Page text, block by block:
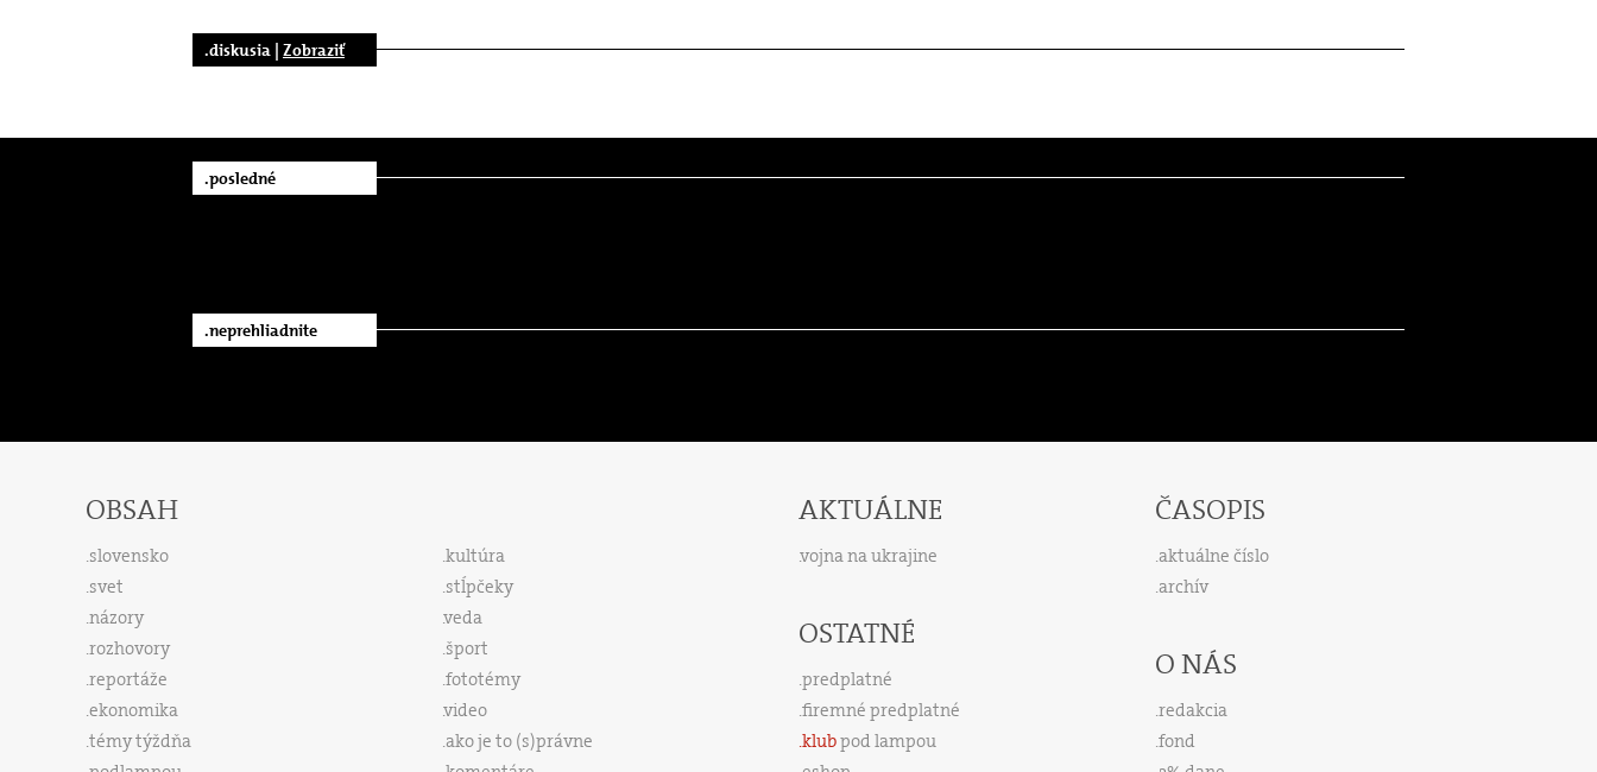
.diskusia | Zobraziť
.posledné
.neprehliadnite
OBSAH
slovensko
svet
názory
rozhovory
reportáže
ekonomika
témy týždňa
kultúra
stĺpčeky
veda
šport
fototémy
video
ako je to (s)právne
AKTUÁLNE
vojna na ukrajine
OSTATNÉ
predplatné
firemné predplatné
klubpod lampou
ČASOPIS
aktuálne číslo
archív
O NÁS
redakcia
fond